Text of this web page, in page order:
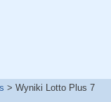
Wyniki Lotto Plus 7